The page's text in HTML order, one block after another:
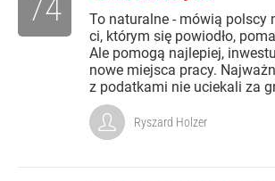
To naturalne - mówią polscy
ci, którym się powiodło,
Ale pomogą najlepiej,
nowe miejsca pracy.
z podatkami nie uciekali za
74
Ryszard Holzer